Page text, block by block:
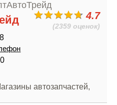
4.7
(2359 оценок)
автозапчастей,